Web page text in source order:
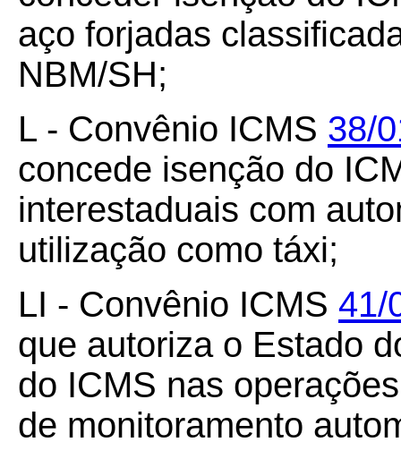
aço forjadas
NBM/SH;
L - Convênio ICMS 38/
concede isenção do
interestaduais com
utilização como táxi;
LI - Convênio ICMS 41/
que autoriza o Estado
do ICMS nas
de monitoramento